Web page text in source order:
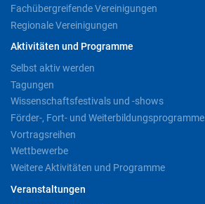
Fachübergreifende Vereinigungen
Regionale Vereinigungen
Aktivitäten und Programme
Selbst aktiv werden
Tagungen
Wissenschaftsfestivals und -shows
Förder-, Fort- und Weiterbildungsprogramme
Vortragsreihen
Wettbewerbe
Weitere Aktivitäten und Programme
Veranstaltungen